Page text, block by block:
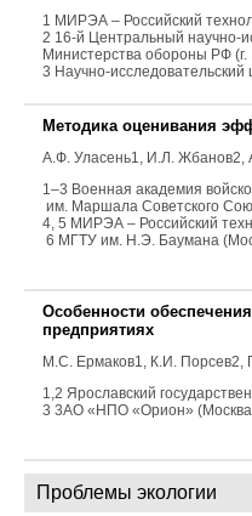
1 МИРЭА – Российский
2 16-й Центральный научно-
Министерства обороны РФ
3 Научно-
Методика оценивания
А.Ф. Уласень1, И.Л. Жбанов2,
1–3 Военная академия
им. Маршала Советского
4, 5 МИРЭА – Российский
6 МГТУ им. Н.Э. Баумана
Особенности
предприятиях
М.С. Ермаков1, К.И. Порсев2,
1,2 Ярославский
3 3АО «НПО «Орион»
Проблемы экологии